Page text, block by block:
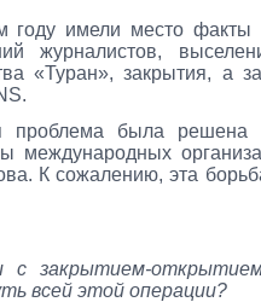
году имели место факты
журналистов,
«Туран», закрытия, а
проблема была решена
международных
К сожалению, эта
с закрытием-
всей этой операции?